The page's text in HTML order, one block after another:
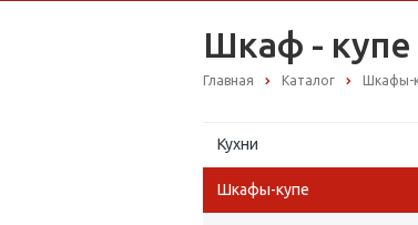
Шкаф - купе
Главная Каталог Шкафы-
Кухни
Шкафы-купе